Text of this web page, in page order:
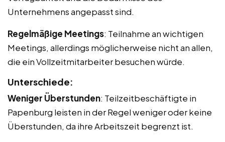
Unternehmens angepasst sind.
Regelmäßige Meetings: Teilnahme an wichtigen
Meetings, allerdings möglicherweise nicht an allen,
die ein Vollzeitmitarbeiter besuchen würde.
Unterschiede:
Weniger Überstunden: Teilzeitbeschäftigte in
Papenburg leisten in der Regel weniger oder keine
Überstunden, da ihre Arbeitszeit begrenzt ist.